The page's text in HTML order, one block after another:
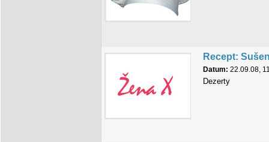
Recept:
Datum: 22.09.08,
Dezerty